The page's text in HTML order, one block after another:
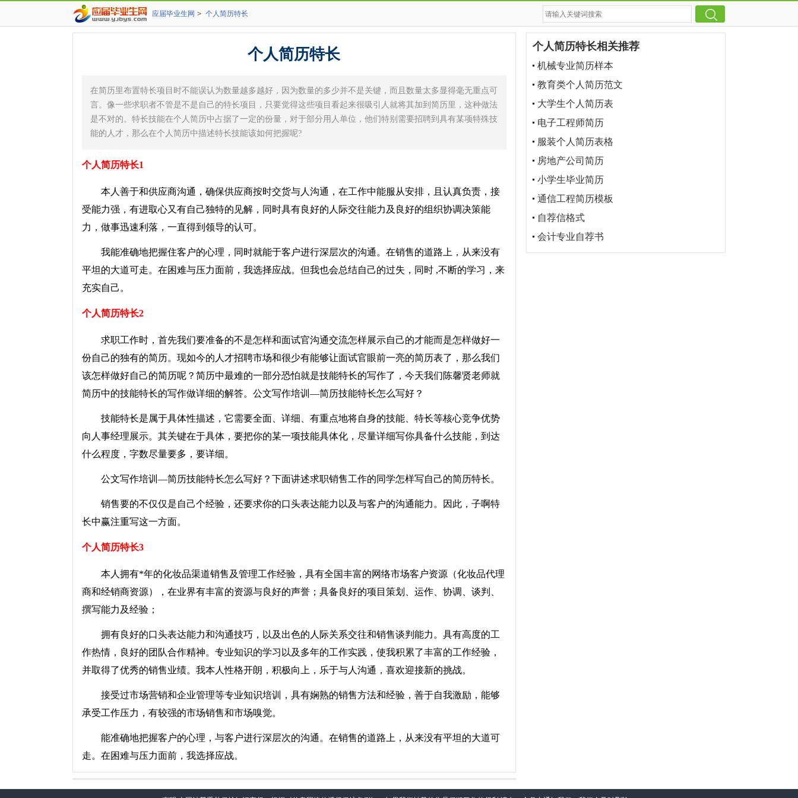
应届毕业生网 > 个人简历特长
个人简历特长
在简历里布置特长项目时不能误认为数量越多越好，因为数量的多少并不是关键，而且数量太多显得毫无重点可
言。像一些求职者不管是不是自己的特长项目，只要觉得这些项目看起来很吸引人就将其加到简历里，这种做法
是不对的。特长技能在个人简历中占据了一定的份量，对于部分用人单位，他们特别需要招聘到具有某项特殊技
能的人才，那么在个人简历中描述特长技能该如何把握呢?
个人简历特长1
本人善于和供应商沟通，确保供应商按时交货与人沟通，在工作中能服从安排，且认真负责，接
受能力强，有进取心又有自己独特的见解，同时具有良好的人际交往能力及良好的组织协调决策能
力，做事迅速利落，一直得到领导的认可。
我能准确地把握住客户的心理，同时就能于客户进行深层次的沟通。在销售的道路上，从来没有
平坦的大道可走。在困难与压力面前，我选择应战。但我也会总结自己的过失，同时 ,不断的学习，来
充实自己。
个人简历特长2
求职工作时，首先我们要准备的不是怎样和面试官沟通交流怎样展示自己的才能而是怎样做好一
份自己的独有的简历。现如今的人才招聘市场和很少有能够让面试官眼前一亮的简历表了，那么我们
该怎样做好自己的简历呢？简历中最难的一部分恐怕就是技能特长的写作了，今天我们陈馨贤老师就
简历中的技能特长的写作做详细的解答。公文写作培训—简历技能特长怎么写好？
技能特长是属于具体性描述，它需要全面、详细、有重点地将自身的技能、特长等核心竞争优势
向人事经理展示。其关键在于具体，要把你的某一项技能具体化，尽量详细写你具备什么技能，到达
什么程度，字数尽量要多，要详细。
公文写作培训—简历技能特长怎么写好？下面讲述求职销售工作的同学怎样写自己的简历特长。
销售要的不仅仅是自己个经验，还要求你的口头表达能力以及与客户的沟通能力。因此，子啊特
长中赢注重写这一方面。
个人简历特长3
本人拥有*年的化妆品渠道销售及管理工作经验，具有全国丰富的网络市场客户资源（化妆品代理
商和经销商资源），在业界有丰富的资源与良好的声誉；具备良好的项目策划、运作、协调、谈判、
撰写能力及经验；
拥有良好的口头表达能力和沟通技巧，以及出色的人际关系交往和销售谈判能力。具有高度的工
作热情，良好的团队合作精神。专业知识的学习以及多年的工作实践，使我积累了丰富的工作经验，
并取得了优秀的销售业绩。我本人性格开朗，积极向上，乐于与人沟通，喜欢迎接新的挑战。
接受过市场营销和企业管理等专业知识培训，具有娴熟的销售方法和经验，善于自我激励，能够
承受工作压力，有较强的市场销售和市场嗅觉。
能准确地把握客户的心理，与客户进行深层次的沟通。在销售的道路上，从来没有平坦的大道可
走。在困难与压力面前，我选择应战。
个人简历特长相关推荐
机械专业简历样本
教育类个人简历范文
大学生个人简历表
电子工程师简历
服装个人简历表格
房地产公司简历
小学生毕业简历
通信工程简历模板
自荐信格式
会计专业自荐书